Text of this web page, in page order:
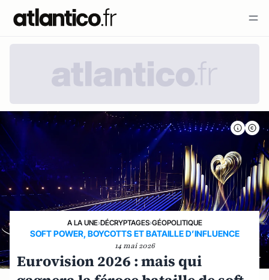
A LA UNE›DÉCRYPTAGES›GÉOPOLITIQUE
SOFT POWER, BOYCOTTS ET BATAILLE D’INFLUENCE
14 mai 2026
Eurovision 2026 : mais qui